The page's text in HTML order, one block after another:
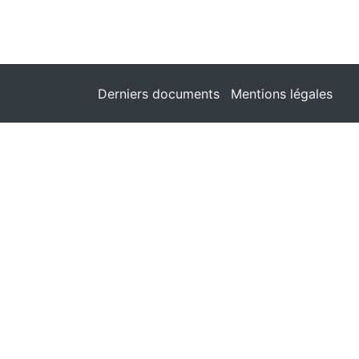
Derniers documents Mentions légales